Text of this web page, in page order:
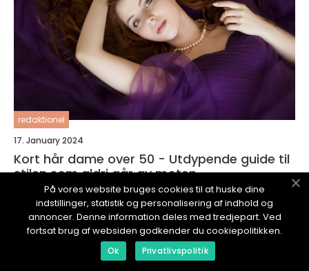
redaktionel
17. January 2024
Kort hår dame over 50 - Utdypende guide til
stilen som aldri går av moten
På vores website bruges cookies til at huske dine
indstillinger, statistik og personalisering af indhold og
annoncer. Denne information deles med tredjepart. Ved
fortsat brug af websiden godkender du cookiepolitikken.
Ok Privatlivspolitik